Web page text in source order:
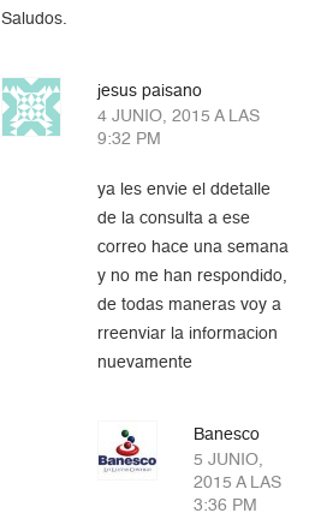
Saludos.
jesus paisano
4 JUNIO, 2015 A LAS
9:32 PM
ya les envie el ddetalle
de la consulta a ese
correo hace una semana
y no me han respondido,
de todas maneras voy a
rreenviar la informacion
nuevamente
Banesco
5 JUNIO,
2015 A LAS
3:36 PM